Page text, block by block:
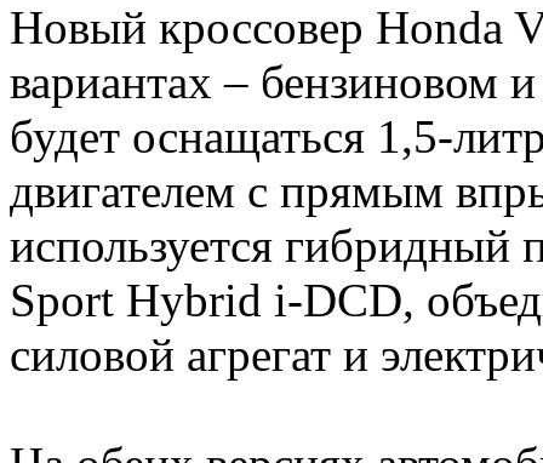
Новый кроссовер Honda
вариантах – бензиновом
будет оснащаться 1,5-
двигателем с прямым
используется гибридный
Sport Hybrid i-DCD,
силовой агрегат и